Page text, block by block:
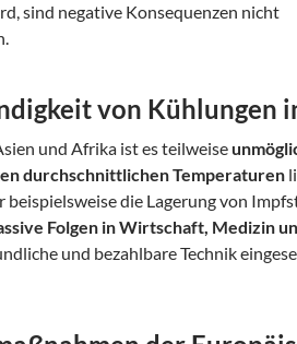
sind negative Konsequenzen nicht
von Kühlungen
und Afrika ist es teilweise
durchschnittlichen Temperaturen
beispielsweise die Lagerung von
Folgen in Wirtschaft, Medizin
und bezahlbare Technik